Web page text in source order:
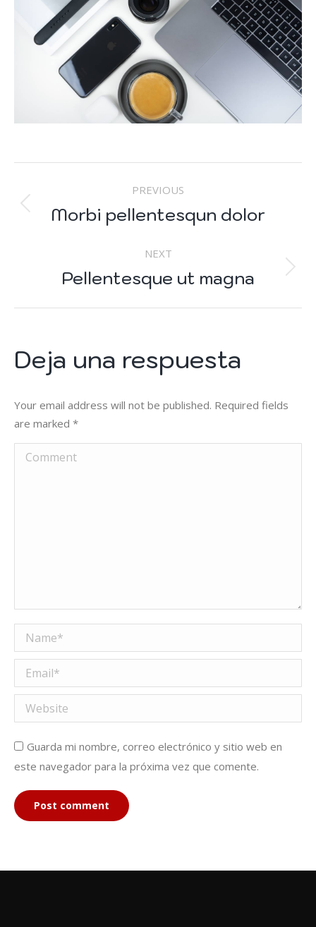
NAVEGACIÓN
ENTRE
PROYECTOS
PREVIOUS
Proyecto
Morbi pellentesqun dolor
NEXT
Proyecto
Pellentesque ut magna
Deja una respuesta
Your email address will not be published. Required fields
are marked *
Comment
Name *
Email *
Website
Guarda mi nombre, correo electrónico y sitio web en
este navegador para la próxima vez que comente.
Post comment